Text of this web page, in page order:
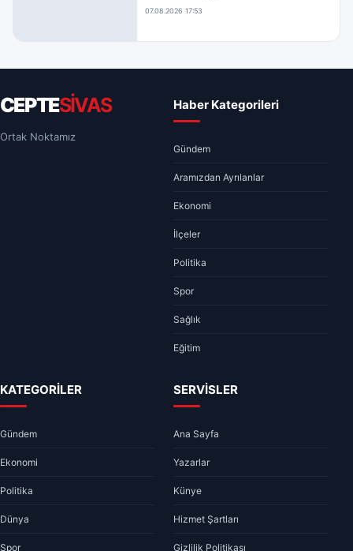
07.08.2026 17:53
CEPTESİVAS
Ortak Noktamız
Haber Kategorileri
Gündem
Aramızdan Ayrılanlar
Ekonomi
İlçeler
Politika
Spor
Sağlık
Eğitim
KATEGORİLER
Gündem
Ekonomi
Politika
Dünya
Spor
SERVİSLER
Ana Sayfa
Yazarlar
Künye
Hizmet Şartları
Gizlilik Politikası